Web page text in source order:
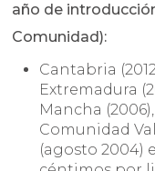
año de
Comunidad):
Cantabria
Extremadura
Mancha
Comunidad
(agosto 2004)